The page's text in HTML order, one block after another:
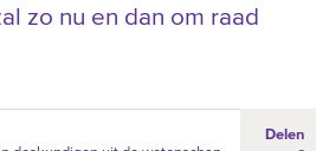
zo nu en dan om raad
Delen